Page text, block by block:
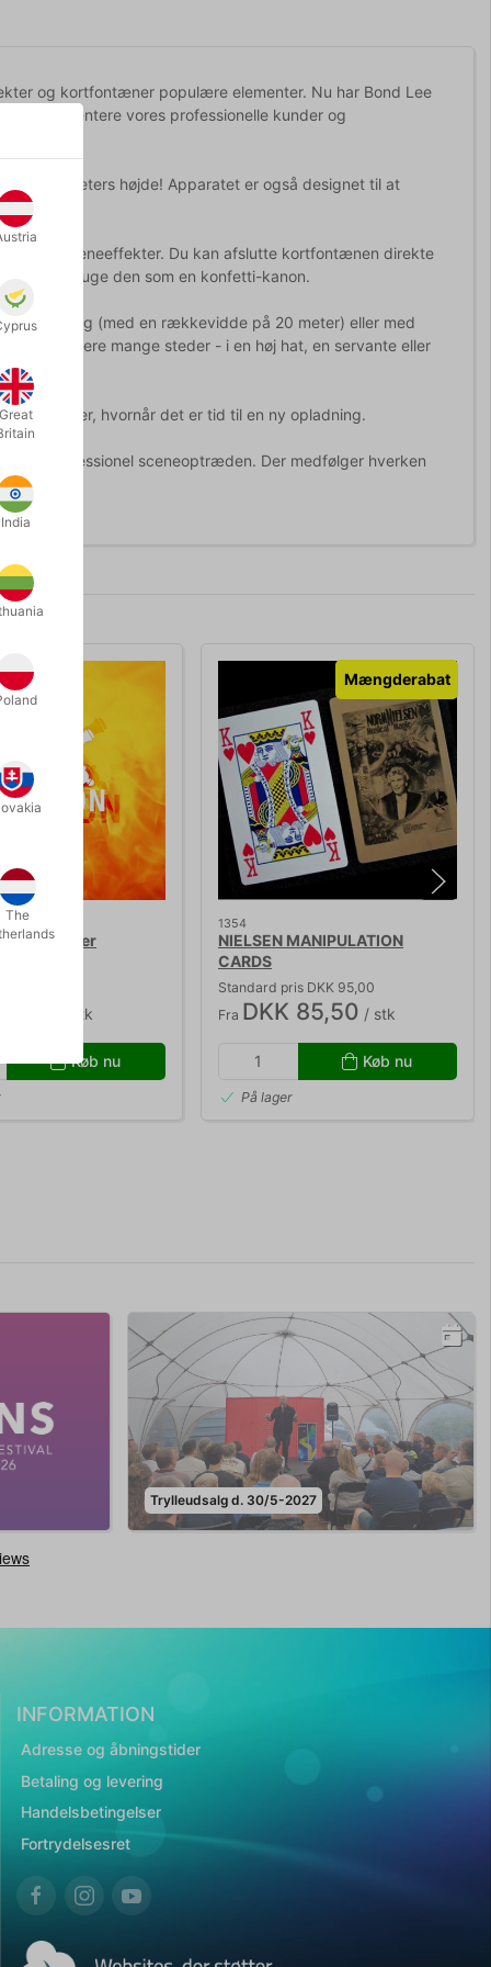
og kortfontæner populære elementer. Nu har Bond Lee
at præsentere vores professionelle kunder og
til otte meters højde! Apparatet er også designet til at
sceneeffekter. Du kan afslutte kortfontænen direkte
stedet bruge den som en konfetti-kanon.
(med en rækkevidde på 20 meter) eller med
kan placere mange steder - i en høj hat, en servante eller
viser, hvornår det er tid til en ny opladning.
til professionel sceneoptræden. Der medfølger hverken
- The Flasher
/ stk
Køb nu
Mængderabat
1354
NIELSEN MANIPULATION
CARDS
Standard pris DKK 95,00
Fra DKK 85,50 / stk
Køb nu
På lager
Trylleudsalg d. 30/5-2027
INFORMATION
Adresse og åbningstider
Betaling og levering
Handelsbetingelser
Fortrydelsesret
Great
India
The